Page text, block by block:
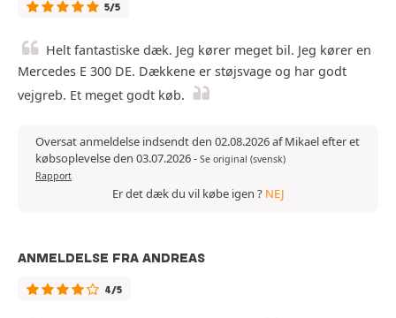
5/5
Helt fantastiske dæk. Jeg kører meget bil. Jeg kører en
Mercedes E 300 DE. Dækkene er støjsvage og har godt
vejgreb. Et meget godt køb.
Oversat anmeldelse indsendt den 02.08.2026 af Mikael efter et
købsoplevelse den 03.07.2026- Se original (svensk)
Rapport
Er det dæk du vil købe igen ? NEJ
ANMELDELSE FRA ANDREAS
4/5